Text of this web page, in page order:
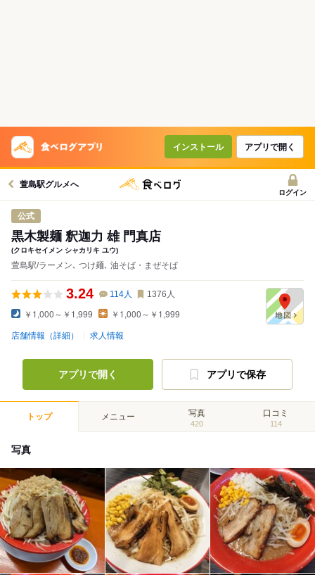
インストール アプリで開く
萱島駅グルメへ
ログイン
公式
黒木製麺 釈迦力 雄 門真店
(クロキセイメン シャカリキ ユウ)
萱島駅/ラーメン､ つけ麺､ 油そば・まぜそば
3.24 114人 1376 人
￥1,000～￥1,999 ￥1,000～￥1,999
店舗情報（詳細） 求人情報
アプリで開く アプリで保存
トップ メニュー 写真
420
口コミ
114
写真